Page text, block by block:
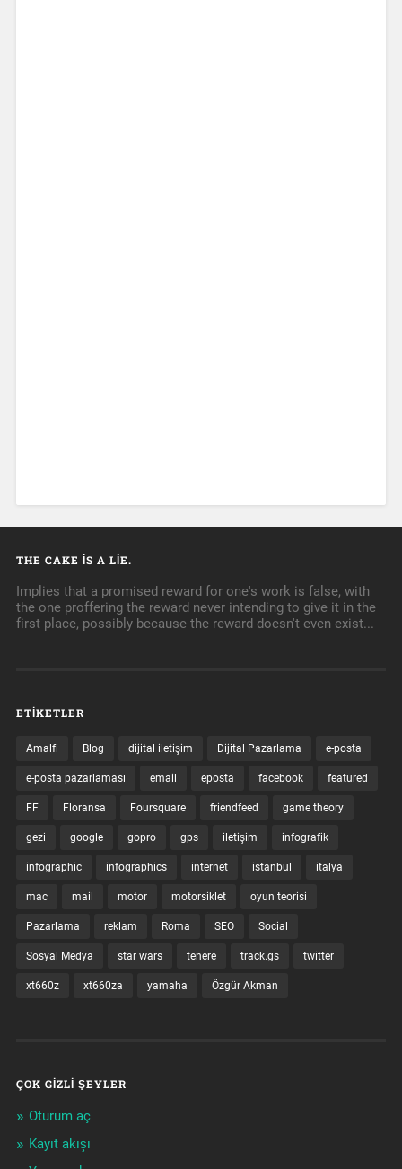
THE CAKE IS A LIE.
Implies that a promised reward for one's work is false, with
the one proffering the reward never intending to give it in the
first place, possibly because the reward doesn't even exist...
ETIKETLER
Amalfi Blog dijital iletişim Dijital Pazarlama e-posta
e-posta pazarlaması email eposta facebook featured
FF Floransa Foursquare friendfeed game theory
gezi google gopro gps iletişim infografik
infographic infographics internet istanbul italya
mac mail motor motorsiklet oyun teorisi
Pazarlama reklam Roma SEO Social
Sosyal Medya star wars tenere track.gs twitter
xt660z xt660za yamaha Özgür Akman
ÇOK GIZLI ŞEYLER
Oturum aç
Kayıt akışı